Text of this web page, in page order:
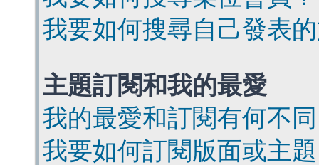
我要如何搜尋自己發表
主題訂閱和我的最愛
我的最愛和訂閱有何不
我要如何訂閱版面或主